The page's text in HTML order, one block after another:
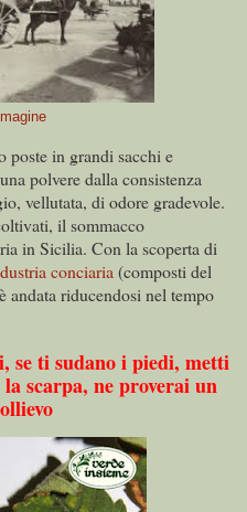
poste in grandi sacchi e
polvere dalla consistenza
vellutata, di odore gradevole.
il sommacco
in Sicilia. Con la scoperta di
conciaria(composti del
andata riducendosi nel tempo
se ti sudano i piedi, metti
scarpa, ne proverai un